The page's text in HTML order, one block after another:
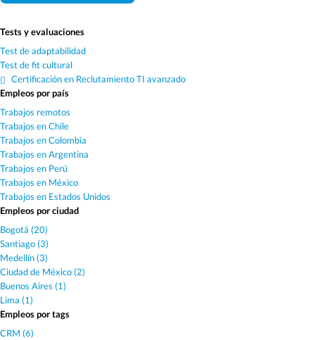
Tests y evaluaciones
Test de adaptabilidad
Test de fit cultural
Certificación en Reclutamiento TI avanzado
Empleos por país
Trabajos remotos
Trabajos en Chile
Trabajos en Colombia
Trabajos en Argentina
Trabajos en Perú
Trabajos en México
Trabajos en Estados Unidos
Empleos por ciudad
Bogotá (20)
Santiago (3)
Medellín (3)
Ciudad de México (2)
Buenos Aires (1)
Lima (1)
Empleos por tags
CRM (6)